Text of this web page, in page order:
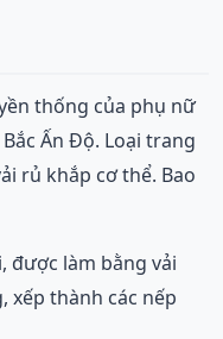
thống của phụ nữ
Ấn Độ. Loại trang
rủ khắp cơ thể. Bao
được làm bằng vải
xếp thành các nếp